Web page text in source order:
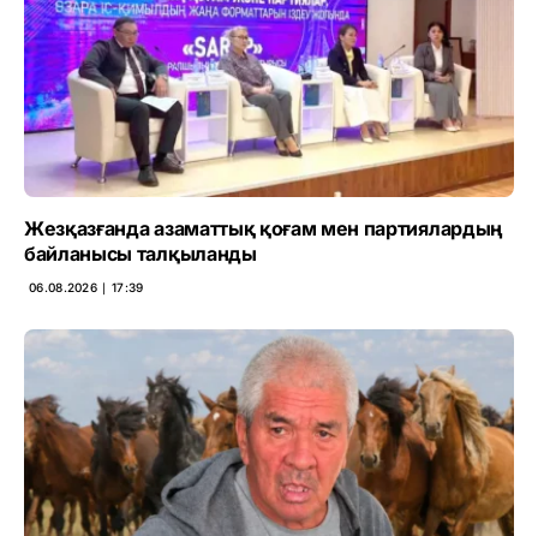
Жезқазғанда азаматтық қоғам мен партиялардың
байланысы талқыланды
06.08.2026 ∣ 17:39